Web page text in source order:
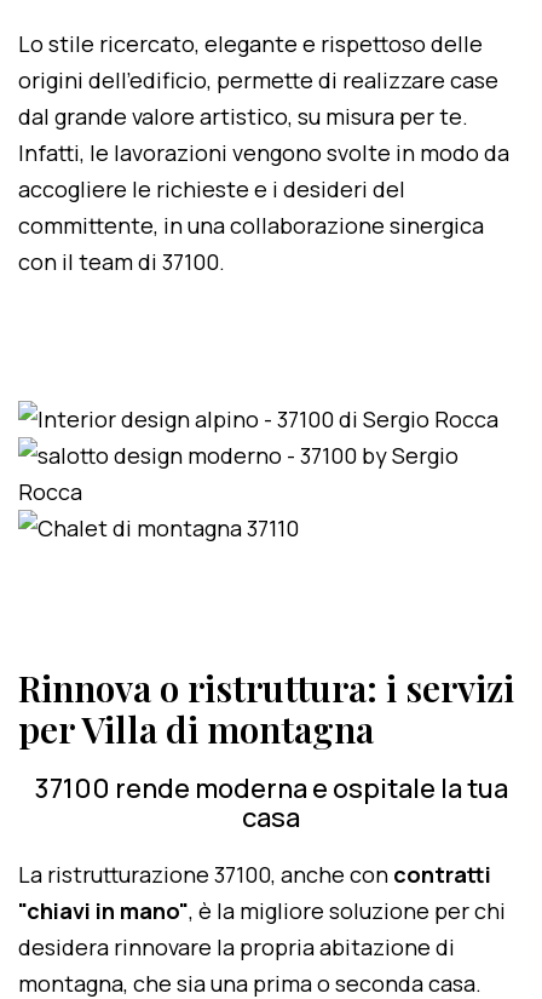
Lo stile ricercato, elegante e rispettoso delle
origini dell'edificio, permette di realizzare case
dal grande valore artistico, su misura per te.
Infatti, le lavorazioni vengono svolte in modo da
accogliere le richieste e i desideri del
committente, in una collaborazione sinergica
con il team di 37100.
Rinnova o ristruttura: i servizi
per Villa di montagna
37100 rende moderna e ospitale la tua
casa
La ristrutturazione 37100, anche con contratti
"chiavi in mano", è la migliore soluzione per chi
desidera rinnovare la propria abitazione di
montagna, che sia una prima o seconda casa.